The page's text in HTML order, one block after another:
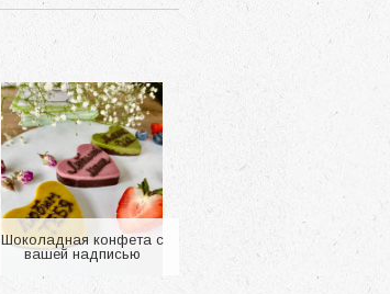
Шоколадная конфета с
вашей надписью
Шоколадная
конфета с вашей
надписью
100 p.